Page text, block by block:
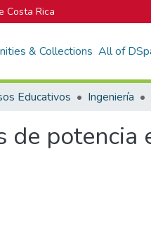
Costa Rica
& Collections All of
Educativos Ingeniería
de potencia